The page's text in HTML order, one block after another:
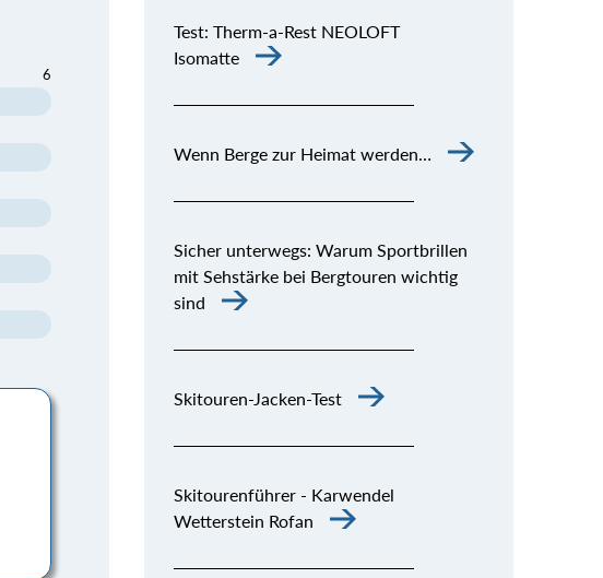
6
Test: Therm-a-Rest NEOLOFT
Isomatte
Wenn Berge zur Heimat werden…
Sicher unterwegs: Warum Sportbrillen
mit Sehstärke bei Bergtouren wichtig
sind
Skitouren-Jacken-Test
Skitourenführer - Karwendel
Wetterstein Rofan